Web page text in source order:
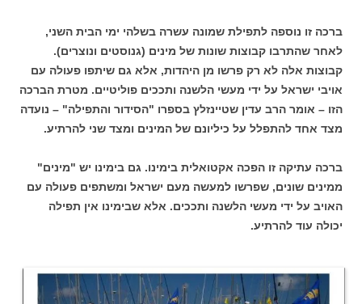
ברכה זו נוספה לתפילת שמונה עשרה בשלהי ימי הבית השני,
לאחר שהתרבו קבוצות שונות של מינים (גנוסטים ונוצרים).
קבוצות אלה לא רק פרשו מן היהדות, אלא גם שיתפו פעולה עם
אויבי ישראל על ידי מעשי הלשנה ותככים פוליטיים. מטרת הברכה
הזו – אומר הרב עדין שטיינזלץ בספרו "הסידור והתפילה" – נועדה
מצד אחד להתפלל על כיליונם של המינים ומצד שני להרתיע.
ברכה עתיקה זו הפכה אקטואלית בימינו. גם בימינו יש "מינים"
ממינים שונים, שפרשו למעשה מעם ישראל ומשתפים פעולה עם
האויב על ידי מעשי הלשנה ותככים. אלא שבימינו אין תפילה
יכולה עוד להרתיע.